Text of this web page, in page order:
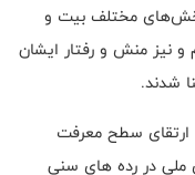
مختلف بیت و
و نیز منش و رفتار ایشان
شدند.
ارتقای سطح معرفت
ملی در رده های سنی